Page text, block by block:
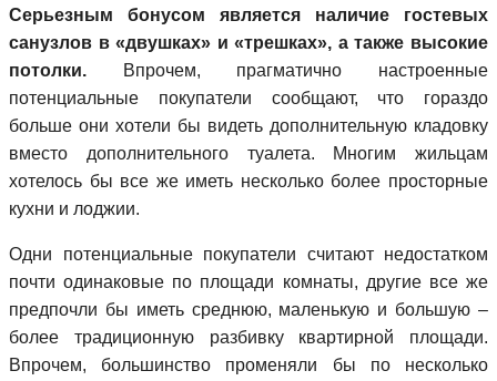
Серьезным бонусом является наличие гостевых
санузлов в «двушках» и «трешках», а также высокие
потолки.
Впрочем, прагматично настроенные
потенциальные покупатели сообщают, что гораздо
больше они хотели бы видеть дополнительную кладовку
вместо дополнительного туалета. Многим жильцам
хотелось бы все же иметь несколько более просторные
кухни и лоджии.
Одни потенциальные покупатели считают недостатком
почти одинаковые по площади комнаты, другие все же
предпочли бы иметь среднюю, маленькую и большую –
более традиционную разбивку квартирной площади.
Впрочем, большинство променяли бы по несколько